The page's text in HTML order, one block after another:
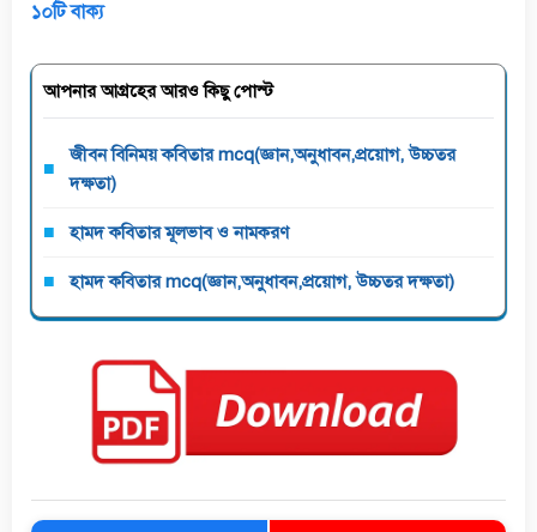
১০টি বাক্য
আপনার আগ্রহের আরও কিছু পোস্ট
জীবন বিনিময় কবিতার mcq(জ্ঞান,অনুধাবন,প্রয়োগ, উচ্চতর
দক্ষতা)
হামদ কবিতার মূলভাব ও নামকরণ
হামদ কবিতার mcq(জ্ঞান,অনুধাবন,প্রয়োগ, উচ্চতর দক্ষতা)